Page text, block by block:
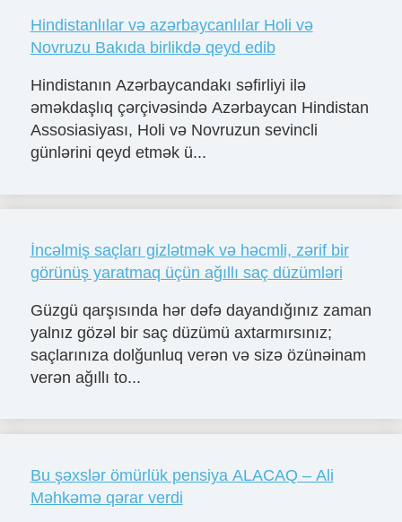
Hindistanlılar və azərbaycanlılar Holi və
Novruzu Bakıda birlikdə qeyd edib
Hindistanın Azərbaycandakı səfirliyi ilə
əməkdaşlıq çərçivəsində Azərbaycan Hindistan
Assosiasiyası, Holi və Novruzun sevincli
günlərini qeyd etmək ü...
İncəlmiş saçları gizlətmək və həcmli, zərif bir
görünüş yaratmaq üçün ağıllı saç düzümləri
Güzgü qarşısında hər dəfə dayandığınız zaman
yalnız gözəl bir saç düzümü axtarmırsınız;
saçlarınıza dolğunluq verən və sizə özünəinam
verən ağıllı to...
Bu şəxslər ömürlük pensiya ALACAQ – Ali
Məhkəmə qərar verdi